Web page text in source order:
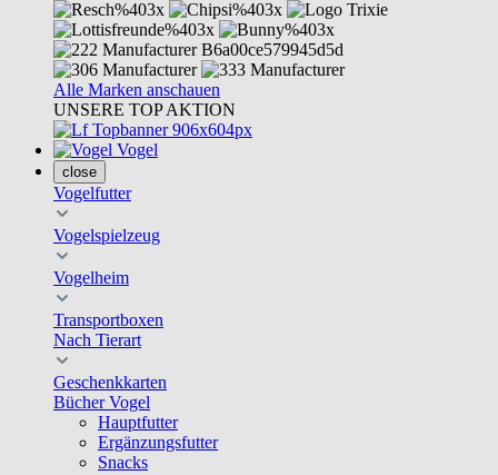
Alle Marken anschauen
UNSERE TOP AKTION
Vogel
close
Vogelfutter
Vogelspielzeug
Vogelheim
Transportboxen
Nach Tierart
Geschenkkarten
Bücher Vogel
Hauptfutter
Ergänzungsfutter
Snacks